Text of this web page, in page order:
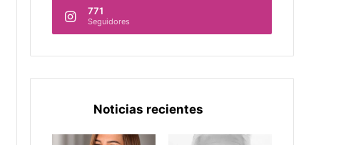
771
Seguidores
Noticias recientes